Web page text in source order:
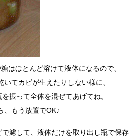
はほとんど溶けて液体になるので、
てカビが生えたりしない様に、
振って全体を混ぜてあげてね。
、もう放置でOK♪
濾して、液体だけを取り出し瓶で保存